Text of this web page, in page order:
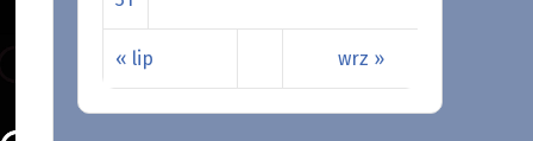
« lip wrz »